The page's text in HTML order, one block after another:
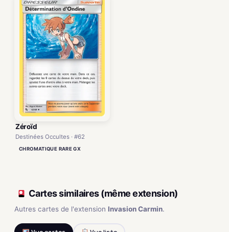
Zéroïd
Destinées Occultes · #62
CHROMATIQUE RARE GX
Cartes similaires (même extension)
Autres cartes de l'extension Invasion Carmin.